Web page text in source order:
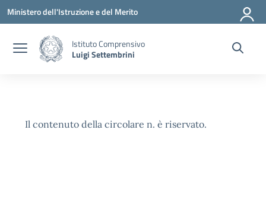
Vai ai contenuti
Vai al menu di navigazione
Vai al footer
Ministero dell'Istruzione e del Merito
Istituto Comprensivo
Luigi Settembrini
Il contenuto della circolare n. è riservato.